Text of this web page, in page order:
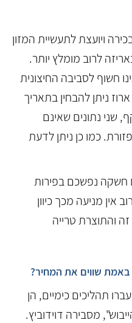
ויועצת לתעשיית המזון
לרוב מומלץ יותר.
חשוף לסביבה החיצונית
ניתן להבחין בתאריך
שני נתונים שאינם
כמו כן ניתן לדעת
חשקה נפשכם בפירות
אין מניעה מכך כיוון
והתוצרת טרייה
באמת שווים את המחיר?
תהליכים כימיים, הן
מסבירה דוידוביץ.